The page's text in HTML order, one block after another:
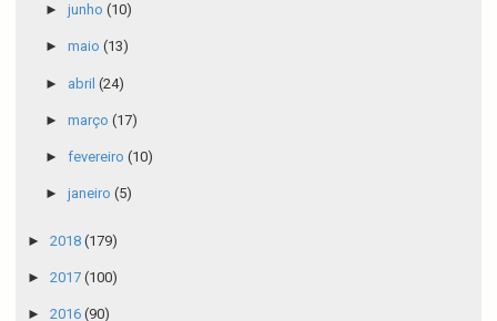
► junho (10)
► maio (13)
► abril (24)
► março (17)
► fevereiro (10)
► janeiro (5)
► 2018 (179)
► 2017 (100)
► 2016 (90)